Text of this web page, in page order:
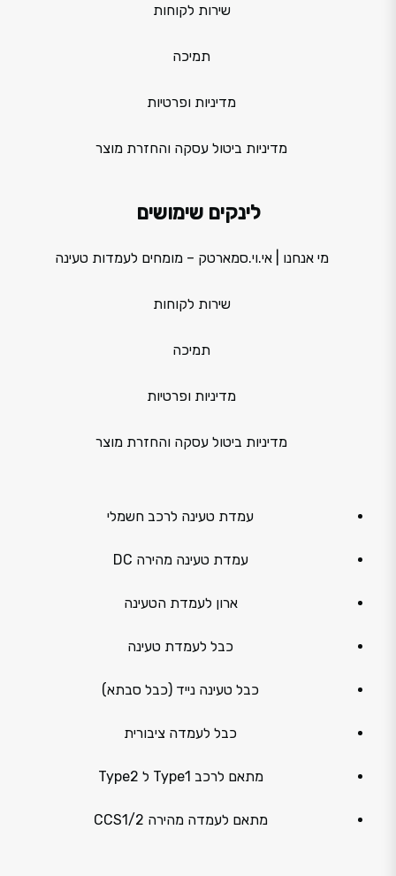
שירות לקוחות
תמיכה
מדיניות ופרטיות
מדיניות ביטול עסקה והחזרת מוצר
לינקים שימושים
מי אנחנו | אי.וי.סמארטק – מומחים לעמדות טעינה
שירות לקוחות
תמיכה
מדיניות ופרטיות
מדיניות ביטול עסקה והחזרת מוצר
עמדת טעינה לרכב חשמלי
עמדת טעינה מהירה DC
ארון לעמדת הטעינה
כבל לעמדת טעינה
כבל טעינה נייד (כבל סבתא)
כבל לעמדה ציבורית
מתאם לרכב Type1 ל Type2
מתאם לעמדה מהירה CCS1/2